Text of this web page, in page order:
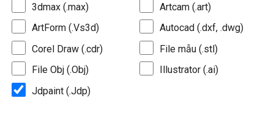
3dmax (.max)
Artcam (.art)
ArtForm (.Vs3d)
Autocad (.dxf, .dwg)
Corel Draw (.cdr)
File mẫu (.stl)
File Obj (.Obj)
Illustrator (.ai)
Jdpaint (.Jdp)